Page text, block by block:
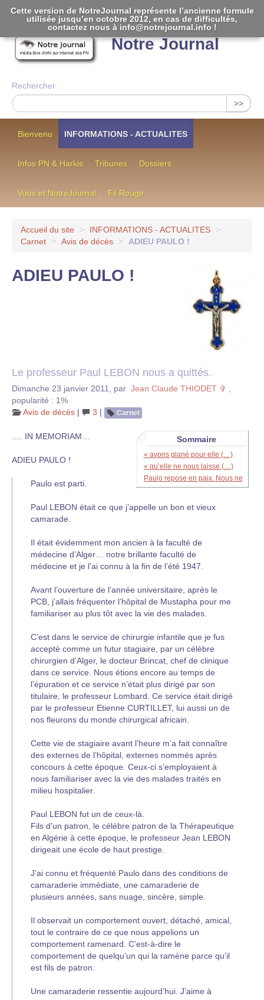
Notre Journal
Rechercher :
>>
Bienvenu INFORMATIONS - ACTUALITES
Infos PN & Harkis Tribunes Dossiers
Vous et NotreJournal Fil Rouge
Accueil du site > INFORMATIONS - ACTUALITES
>
Carnet
> Avis de décès > ADIEU PAULO !
ADIEU PAULO !
Le professeur Paul LEBON nous a quittés.
Dimanche 23 janvier 2011 par Jean Claude THIODET ✞
popularité : 1%
Avis de décès | 3 | Carnet
Sommaire
« avons glané pour elle (…)
« qu’elle ne nous laisse (…)
Paulo repose en paix. Nous ne
…. IN MEMORIAM…
ADIEU PAULO !
Paulo est parti.
Paul LEBON était ce que j’appelle un bon et vieux
camarade.
Il était évidemment mon ancien à la faculté de
médecine d’Alger… notre brillante faculté de
médecine et je l’ai connu à la fin de l’été 1947.
Avant l’ouverture de l’année universitaire, après le
PCB, j’allais fréquenter l’hôpital de Mustapha pour me
familiariser au plus tôt avec la vie des malades.
C’est dans le service de chirurgie infantile que je fus
accepté comme un futur stagiaire, par un célèbre
chirurgien d’Alger, le docteur Brincat, chef de clinique
dans ce service. Nous étions encore au temps de
l’épuration et ce service n’était plus dirigé par son
titulaire, le professeur Lombard. Ce service était dirigé
par le professeur Etienne CURTILLET, lui aussi un de
nos fleurons du monde chirurgical africain.
Cette vie de stagiaire avant l’heure m’a fait connaître
des externes de l’hôpital, externes nommés après
concours à cette époque. Ceux-ci s’employaient à
nous familiariser avec la vie des malades traités en
milieu hospitalier.
Paul LEBON fut un de ceux-là.
Fils d’un patron, le célèbre patron de la Thérapeutique
en Algérie à cette époque, le professeur Jean LEBON
dirigeait une école de haut prestige.
J’ai connu et fréquenté Paulo dans des conditions de
camaraderie immédiate, une camaraderie de
plusieurs années, sans nuage, sincère, simple.
Il observait un comportement ouvert, détaché, amical,
tout le contraire de ce que nous appelions un
comportement ramenard. C’est-à-dire le
comportement de quelqu’un qui la ramène parce qu’il
est fils de patron.
Une camaraderie ressentie aujourd’hui. J’aime à
Cette version de NotreJournal représente l’ancienne formule
utilisée jusqu’en octobre 2012, en cas de difficultés,
contactez nous à info@notrejournal.info !